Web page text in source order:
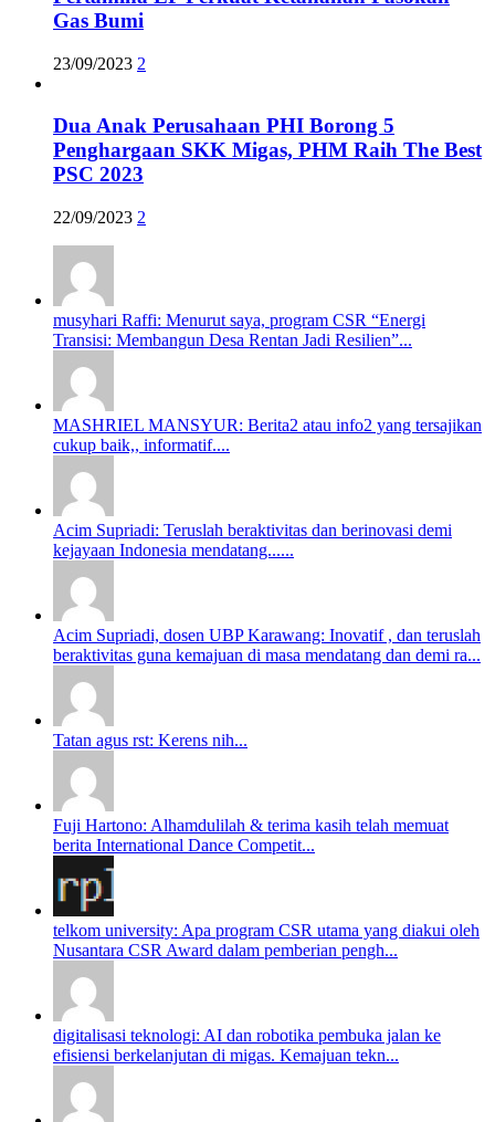
Gas Bumi
23/09/2023 2
Dua Anak Perusahaan PHI Borong 5
Penghargaan SKK Migas, PHM Raih The Best
PSC 2023
22/09/2023 2
musyhari Raffi: Menurut saya, program CSR “Energi
Transisi: Membangun Desa Rentan Jadi Resilien”...
MASHRIEL MANSYUR: Berita2 atau info2 yang tersajikan
cukup baik,, informatif....
Acim Supriadi: Teruslah beraktivitas dan berinovasi demi
kejayaan Indonesia mendatang......
Acim Supriadi, dosen UBP Karawang: Inovatif , dan teruslah
beraktivitas guna kemajuan di masa mendatang dan demi ra...
Tatan agus rst: Kerens nih...
Fuji Hartono: Alhamdulilah & terima kasih telah memuat
berita International Dance Competit...
telkom university: Apa program CSR utama yang diakui oleh
Nusantara CSR Award dalam pemberian pengh...
digitalisasi teknologi: AI dan robotika pembuka jalan ke
efisiensi berkelanjutan di migas. Kemajuan tekn...